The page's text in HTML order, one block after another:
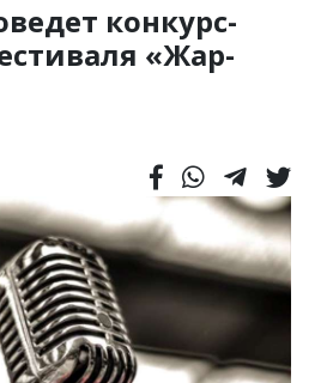
конкурс-
«Жар-